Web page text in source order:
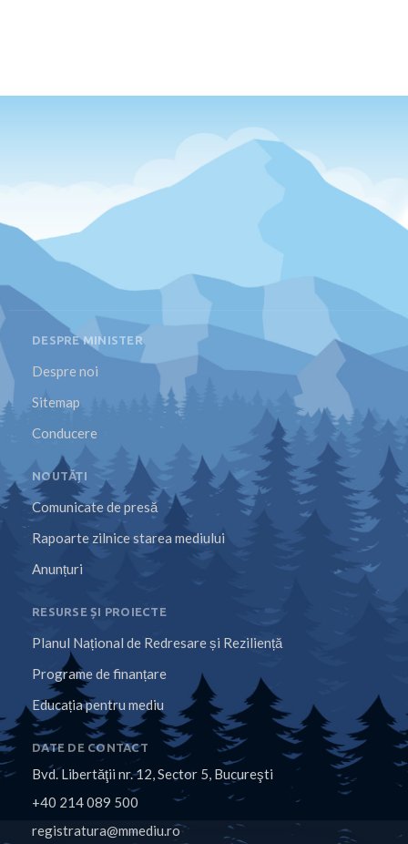
DESPRE MINISTER
Despre noi
Sitemap
Conducere
NOUTĂȚI
Comunicate de presă
Rapoarte zilnice starea mediului
Anunțuri
RESURSE ȘI PROIECTE
Planul Național de Redresare și Reziliență
Programe de finanțare
Educația pentru mediu
DATE DE CONTACT
Bvd. Libertăţii nr. 12, Sector 5, Bucureşti
+40 214 089 500
registratura@mmediu.ro